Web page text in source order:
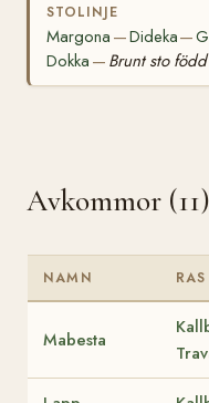
STOLINJE
Margona —Dideka—
Dokka — Brunt sto
Avkommor (11)
NAMN RAS
Mabesta